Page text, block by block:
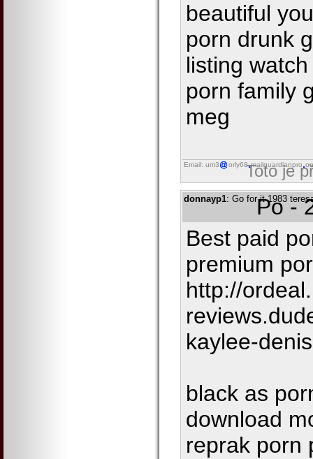
beautiful
porn drunk
listing
porn family
meg
Email: um3 orly68 mailguardianpro
Toto je
donnayp1: Go for it 1983
Po -
Best paid
premium
http://
kaylee-
black as
download
reprak porn